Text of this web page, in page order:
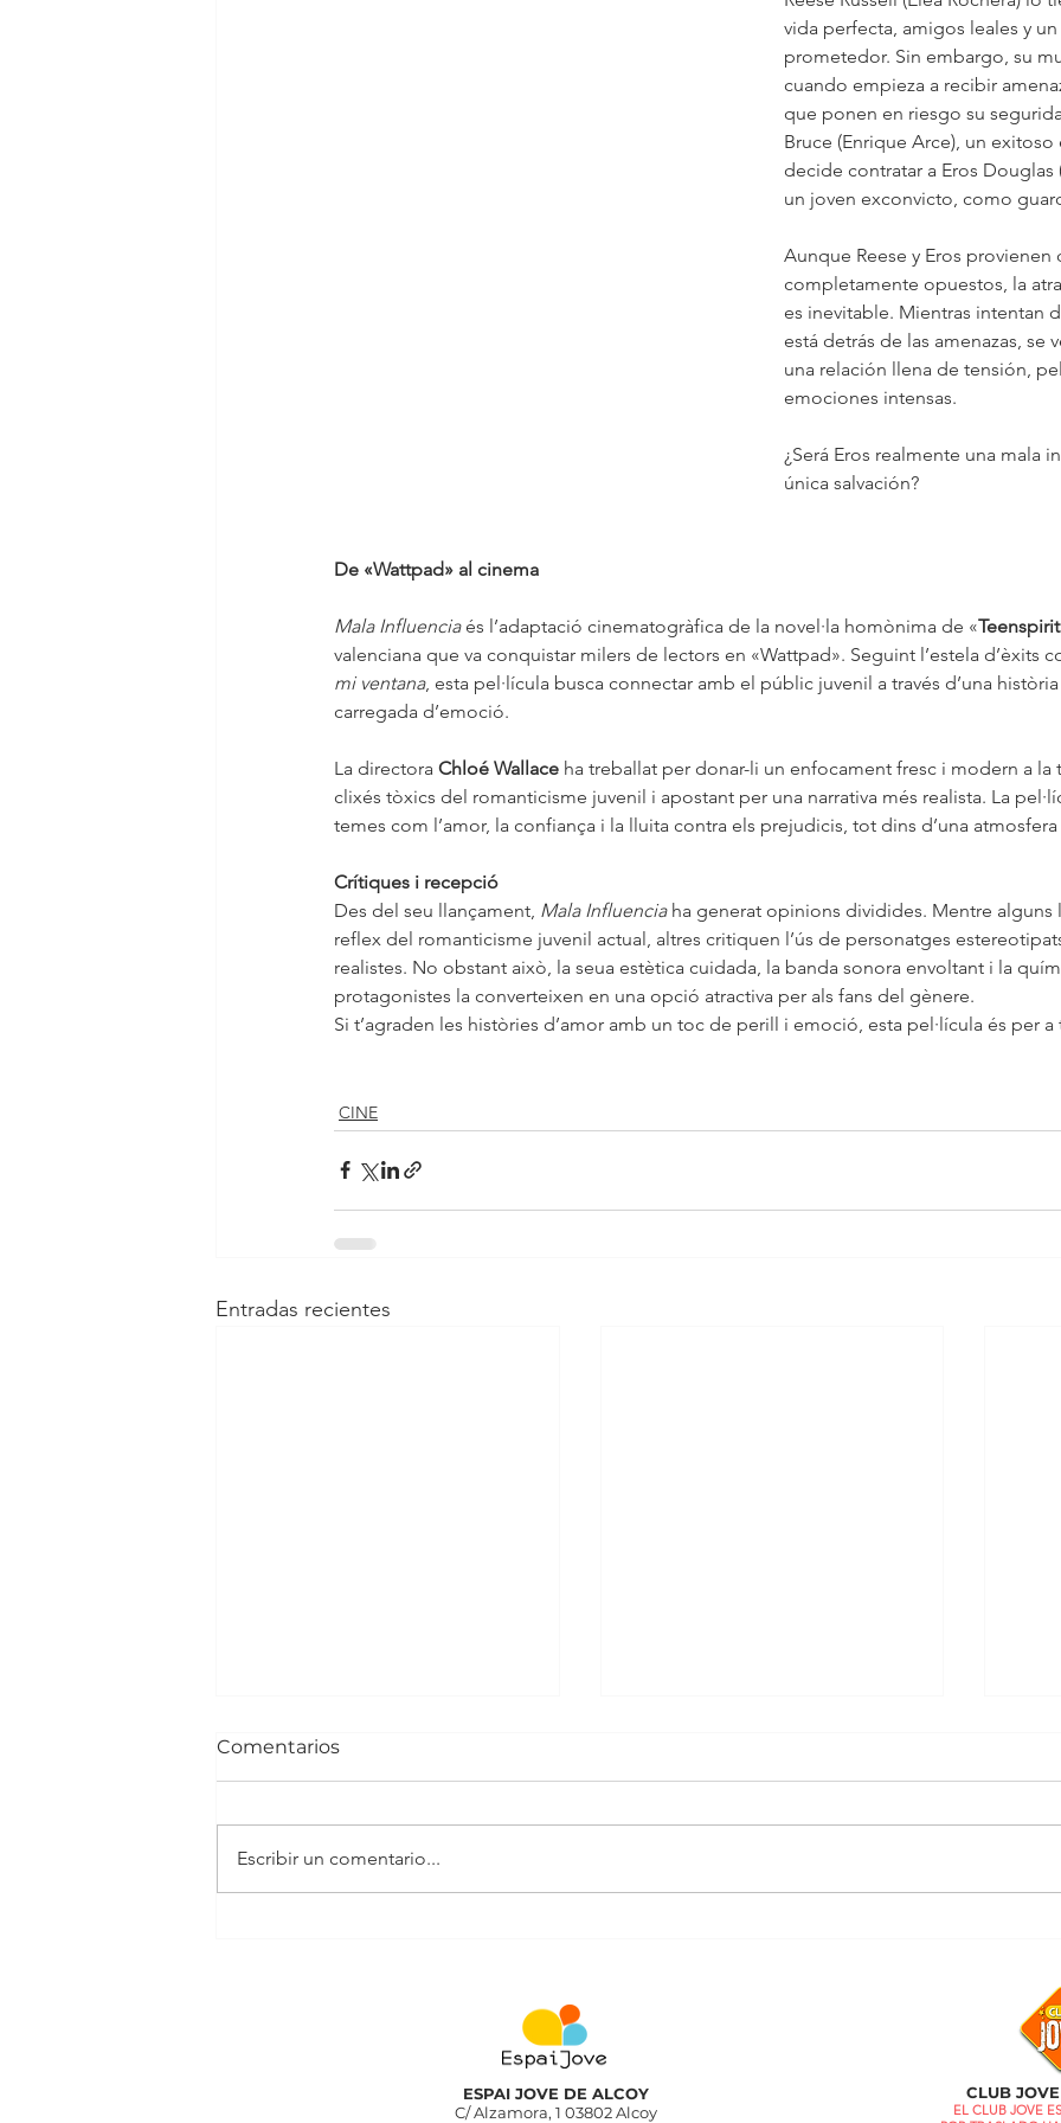
vida perfecta, amigos leales y
prometedor. Sin embargo, su
cuando empieza a recibir
que ponen en riesgo su
Bruce (Enrique Arce), un
decide contratar a Eros
un joven exconvicto, como
Aunque Reese y Eros
completamente opuestos, la
es inevitable. Mientras intentan
está detrás de las amenazas, se
una relación llena de tensión,
emociones intensas.
¿Será Eros realmente una mala
única salvación?
De «Wattpad» al cinema
Mala Influencia és l’adaptació cinematogràfica de la novel·la homònima de «
valenciana que va conquistar milers de lectors en «Wattpad». Seguint l’estela d’èxits
mi ventana, esta pel·lícula busca connectar amb el públic juvenil a través d’una
carregada d’emoció.
La directora Chloé Wallace ha treballat per donar-li un enfocament fresc i modern a la
clixés tòxics del romanticisme juvenil i apostant per una narrativa més realista. La
temes com l’amor, la confiança i la lluita contra els prejudicis, tot dins d’una
Crítiques i recepció
Des del seu llançament, Mala Influencia ha generat opinions dividides. Mentre alguns
reflex del romanticisme juvenil actual, altres critiquen l’ús de personatges
realistes. No obstant això, la seua estètica cuidada, la banda sonora envoltant i la
protagonistes la converteixen en una opció atractiva per als fans del gènere.
Si t’agraden les històries d’amor amb un toc de perill i emoció, esta pel·lícula és per a
CINE
Entradas recientes
NIMOMA
Comentarios
Escribir un comentario...
CLUB
EL CLUB JOVE
ESPAI JOVE DE ALCOY
C/ Alzamora, 1 03802 Alcoy